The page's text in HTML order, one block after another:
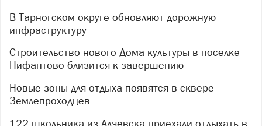
В Тарногском округе обновляют дорожную
инфраструктуру
Строительство нового Дома культуры в поселке
Нифантово близится к завершению
Новые зоны для отдыха появятся в сквере
Землепроходцев
122 школьника из Алчевска приехали отдыхать в